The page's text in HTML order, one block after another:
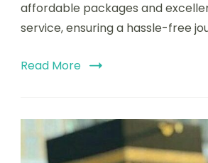
affordable packages and
service, ensuring a hassle-free
Read More